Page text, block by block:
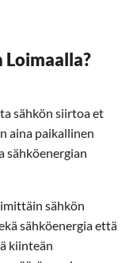
sähkön siirtoa et
aina paikallinen
sähköenergian
sähkön
sähköenergia että
kiinteän